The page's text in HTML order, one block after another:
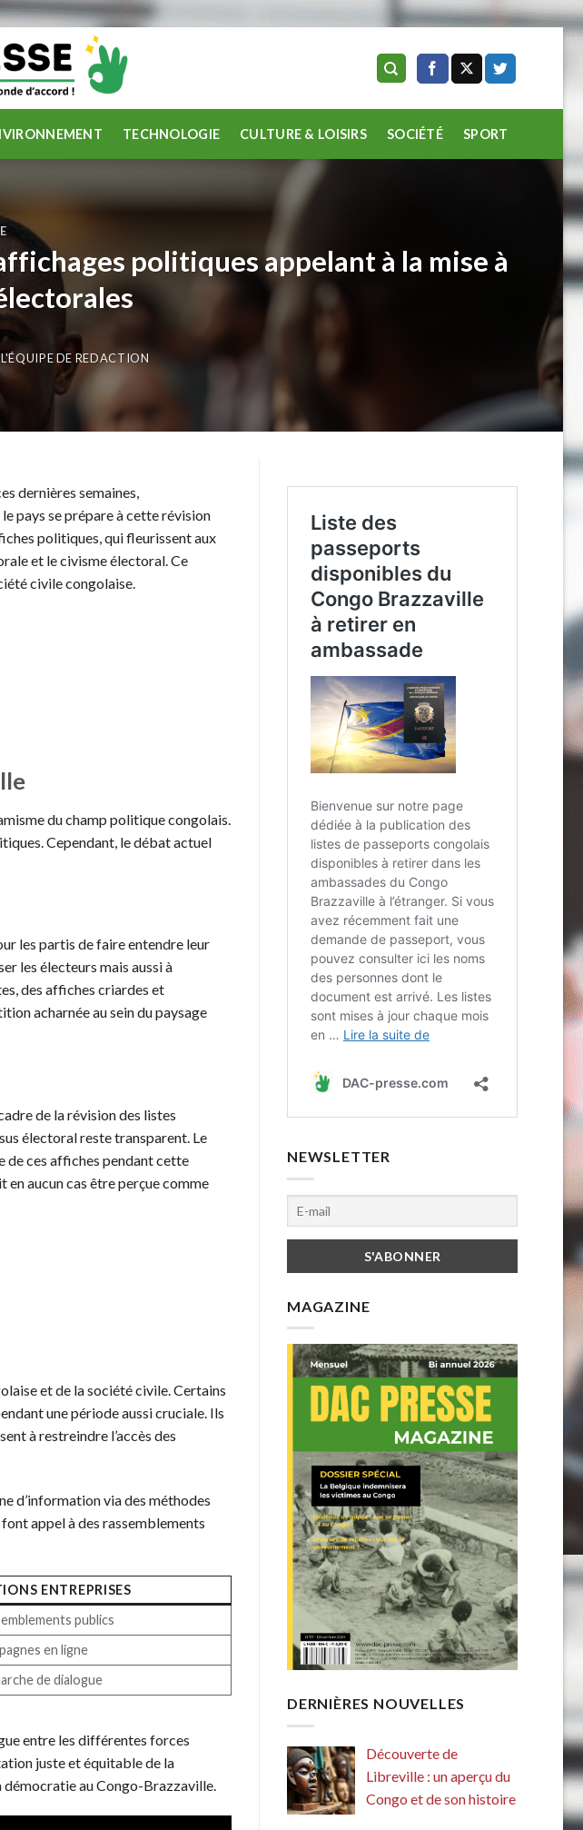
TECHNOLOGIE CULTURE & LOISIRS SOCIÉTÉ SPORT
politiques appelant à la mise à
L'ÉQUIPE DE REDACTION
dernières semaines,
pays se prépare à cette révision
politiques, qui fleurissent aux
et le civisme électoral. Ce
civile congolaise.
du champ politique congolais.
Cependant, le débat actuel
les partis de faire entendre leur
les électeurs mais aussi à
des affiches criardes et
acharnée au sein du paysage
de la révision des listes
électoral reste transparent. Le
de ces affiches pendant cette
aucun cas être perçue comme
et de la société civile. Certains
une période aussi cruciale. Ils
à restreindre l’accès des
d’information via des méthodes
appel à des rassemblements
ENTREPRISES
publics
en ligne
de dialogue
entre les différentes forces
juste et équitable de la
démocratie au Congo-Brazzaville.
NEWSLETTER
MAGAZINE
DERNIÈRES NOUVELLES
Découverte de
Libreville : un aperçu du
Congo et de son histoire